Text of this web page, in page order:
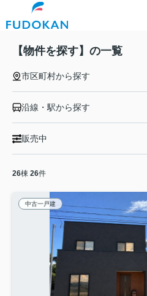
【物件を探す】の一覧
市区町村から探す
沿線・駅から探す
販売中
26棟 26件
中古一戸建